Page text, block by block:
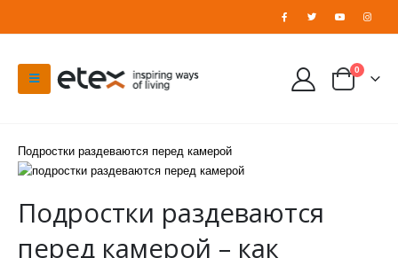
0
Подростки раздеваются перед камерой
Подростки раздеваются
перед камерой – как